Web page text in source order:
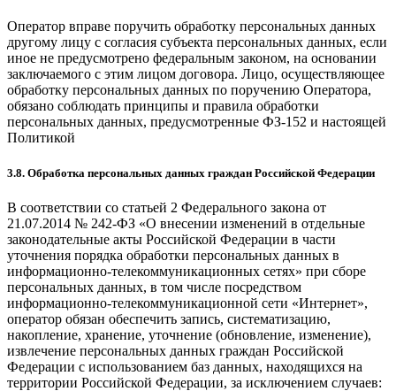
Оператор вправе поручить обработку персональных данных
другому лицу с согласия субъекта персональных данных, если
иное не предусмотрено федеральным законом, на основании
заключаемого с этим лицом договора. Лицо, осуществляющее
обработку персональных данных по поручению Оператора,
обязано соблюдать принципы и правила обработки
персональных данных, предусмотренные ФЗ-152 и настоящей
Политикой
3.8. Обработка персональных данных граждан Российской Федерации
В соответствии со статьей 2 Федерального закона от
21.07.2014 № 242-ФЗ «О внесении изменений в отдельные
законодательные акты Российской Федерации в части
уточнения порядка обработки персональных данных в
информационно-телекоммуникационных сетях» при сборе
персональных данных, в том числе посредством
информационно-телекоммуникационной сети «Интернет»,
оператор обязан обеспечить запись, систематизацию,
накопление, хранение, уточнение (обновление, изменение),
извлечение персональных данных граждан Российской
Федерации с использованием баз данных, находящихся на
территории Российской Федерации, за исключением случаев: